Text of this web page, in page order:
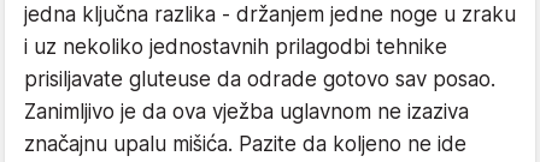
jedna ključna razlika - držanjem jedne noge u zraku
i uz nekoliko jednostavnih prilagodbi tehnike
prisiljavate gluteuse da odrade gotovo sav posao.
Zanimljivo je da ova vježba uglavnom ne izaziva
značajnu upalu mišića. Pazite da koljeno ne ide